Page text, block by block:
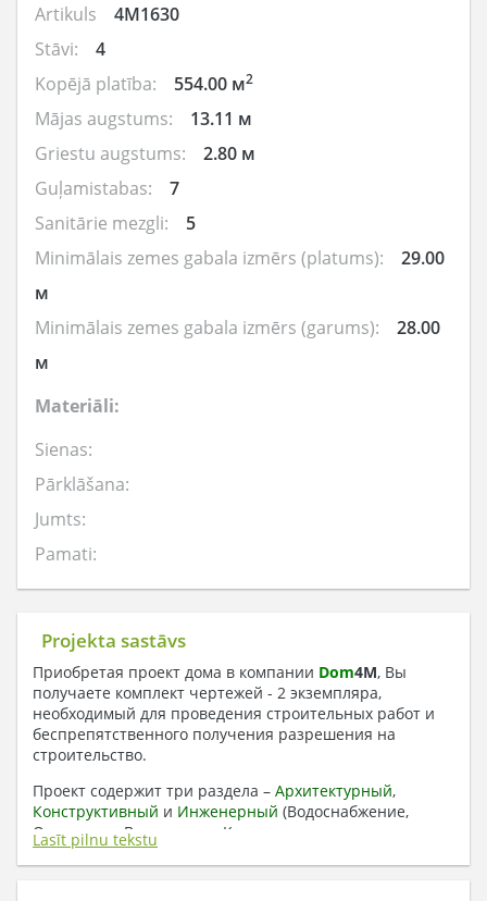
Artikuls
4M1630
Stāvi:
4
Kopējā platība:
554.00 м2
Mājas augstums:
13.11 м
Griestu augstums:
2.80 м
Guļamistabas:
7
Sanitārie mezgli:
5
Minimālais zemes gabala izmērs (platums):
29.00
м
Minimālais zemes gabala izmērs (garums):
28.00
м
Materiāli:
Sienas:
Pārklāšana:
Jumts:
Pamati:
Projekta sastāvs
Приобретая проект дома в компании Dom4M, Вы
получаете комплект чертежей - 2 экземпляра,
необходимый для проведения строительных работ и
беспрепятственного получения разрешения на
строительство.
Проект содержит три раздела – Архитектурный,
Конструктивный и Инженерный (Водоснабжение,
Отопление, Вентиляция, Канализация,
Электроснабжение) + Пояснительная записка
Lasīt pilnu tekstu